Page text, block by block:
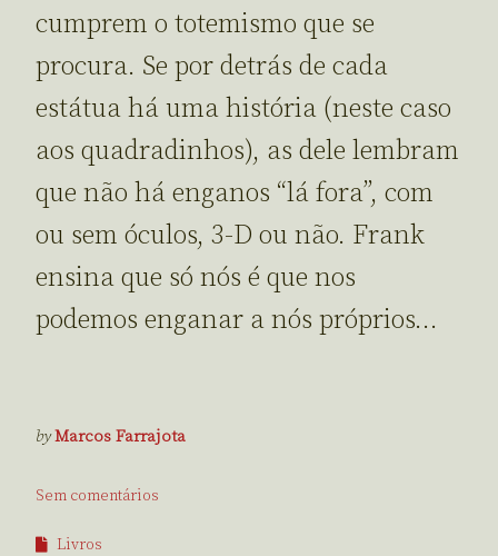
cumprem o totemismo que se
procura. Se por detrás de cada
estátua há uma história (neste caso
aos quadradinhos), as dele lembram
que não há enganos “lá fora”, com
ou sem óculos, 3-D ou não. Frank
ensina que só nós é que nos
podemos enganar a nós próprios…
byMarcos Farrajota
Sem comentários
Livros